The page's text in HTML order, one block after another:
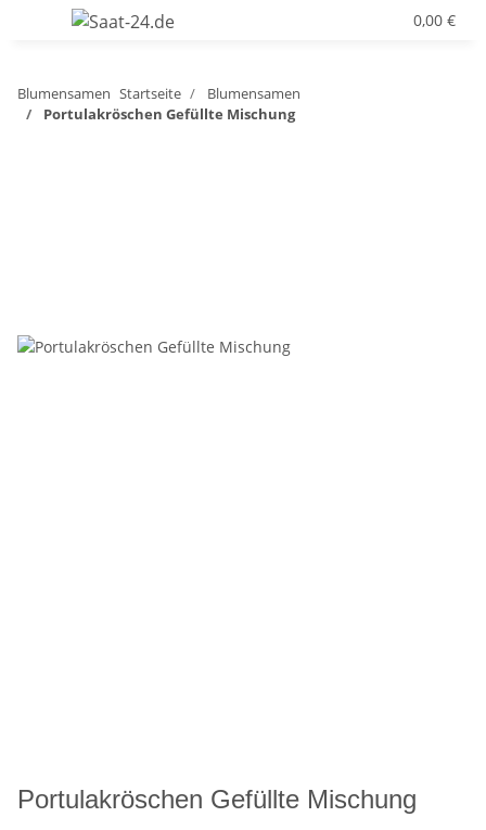
0,00 €
Blumensamen Startseite
Blumensamen
Portulakröschen Gefüllte Mischung
Portulakröschen Gefüllte Mischung